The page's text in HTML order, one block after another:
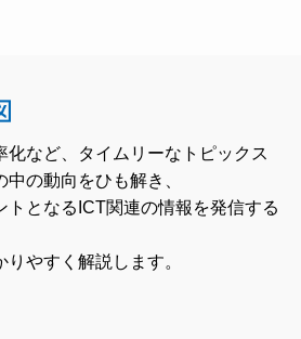
化など、タイムリーなトピックス
の動向をひも解き、
トとなるICT関連の情報を発信する
やすく解説します。